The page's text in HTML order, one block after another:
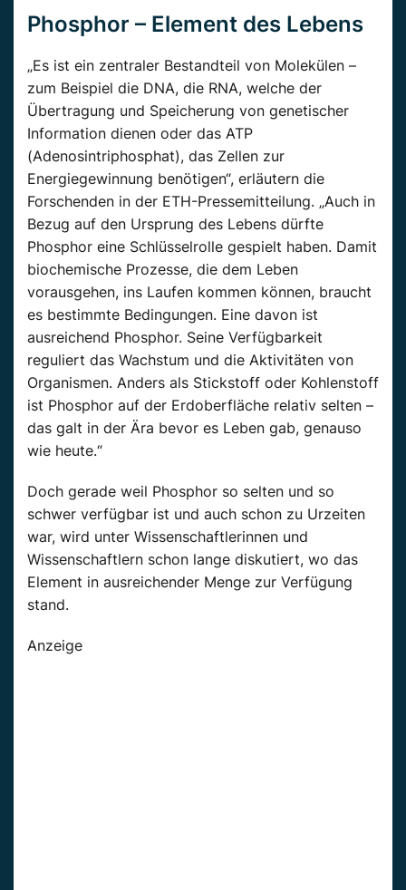
Phosphor – Element des Lebens
„Es ist ein zentraler Bestandteil von Molekülen –
zum Beispiel die DNA, die RNA, welche der
Übertragung und Speicherung von genetischer
Information dienen oder das ATP
(Adenosintriphosphat), das Zellen zur
Energiegewinnung benötigen“, erläutern die
Forschenden in der ETH-Pressemitteilung. „Auch in
Bezug auf den Ursprung des Lebens dürfte
Phosphor eine Schlüsselrolle gespielt haben. Damit
biochemische Prozesse, die dem Leben
vorausgehen, ins Laufen kommen können, braucht
es bestimmte Bedingungen. Eine davon ist
ausreichend Phosphor. Seine Verfügbarkeit
reguliert das Wachstum und die Aktivitäten von
Organismen. Anders als Stickstoff oder Kohlenstoff
ist Phosphor auf der Erdoberfläche relativ selten –
das galt in der Ära bevor es Leben gab, genauso
wie heute.“
Doch gerade weil Phosphor so selten und so
schwer verfügbar ist und auch schon zu Urzeiten
war, wird unter Wissenschaftlerinnen und
Wissenschaftlern schon lange diskutiert, wo das
Element in ausreichender Menge zur Verfügung
stand.
Anzeige